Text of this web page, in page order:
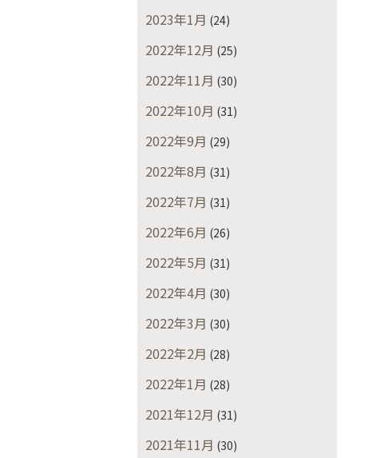
2023年1月 (24)
2022年12月 (25)
2022年11月 (30)
2022年10月 (31)
2022年9月 (29)
2022年8月 (31)
2022年7月 (31)
2022年6月 (26)
2022年5月 (31)
2022年4月 (30)
2022年3月 (30)
2022年2月 (28)
2022年1月 (28)
2021年12月 (31)
2021年11月 (30)